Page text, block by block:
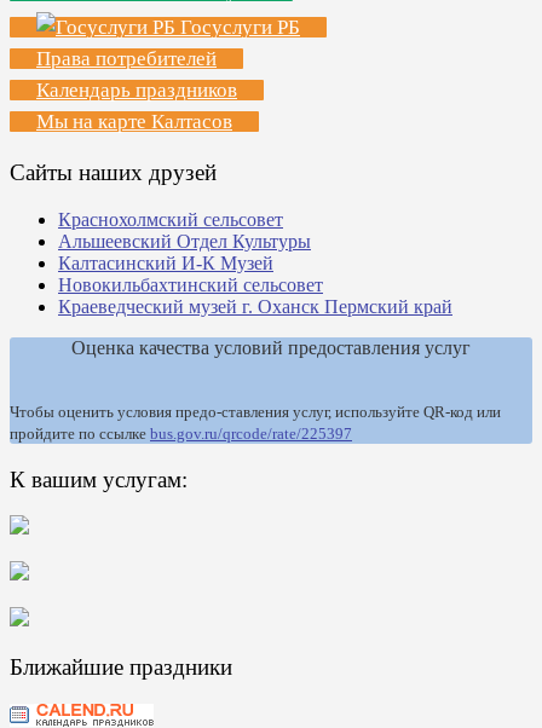
Госуслуги РБ
Права потребителей
Календарь праздников
Мы на карте Калтасов
Сайты наших друзей
Краснохолмский сельсовет
Альшеевский Отдел Культуры
Калтасинский И-К Музей
Новокильбахтинский сельсовет
Краеведческий музей г. Оханск Пермский край
Оценка качества условий предоставления услуг
Чтобы оценить условия предо-ставления услуг, используйте QR-код или
пройдите по ссылке bus.gov.ru/qrcode/rate/225397
К вашим услугам:
Ближайшие праздники